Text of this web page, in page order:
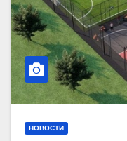
НОВОСТИ